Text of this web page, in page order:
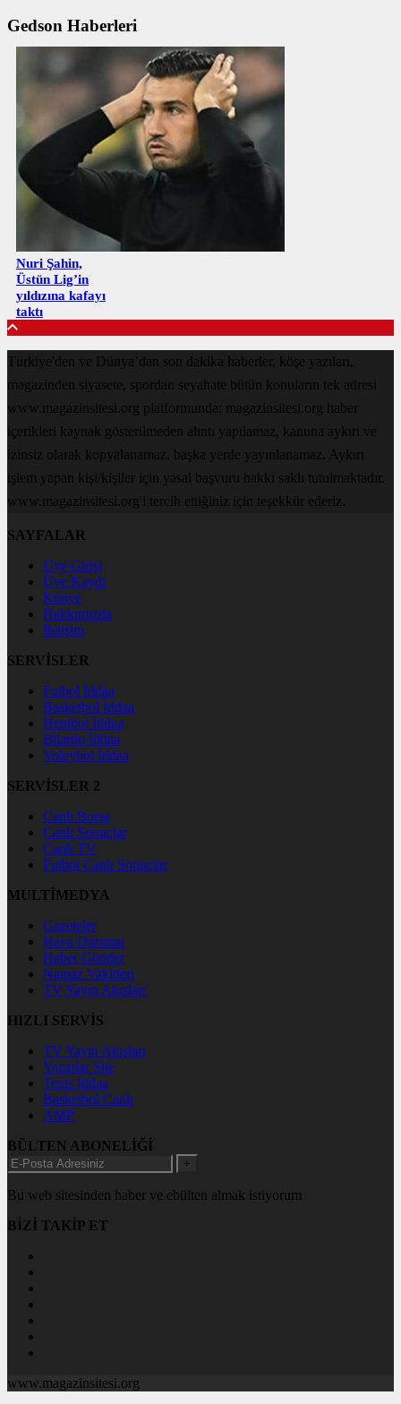
Gedson Haberleri
Nuri Şahin,
Üstün Lig’in
yıldızına kafayı
taktı
Türkiye'den ve Dünya’dan son dakika haberler, köşe yazıları,
magazinden siyasete, spordan seyahate bütün konuların tek adresi
www.magazinsitesi.org platformunda; magazinsitesi.org haber
içerikleri kaynak gösterilmeden alıntı yapılamaz, kanuna aykırı ve
izinsiz olarak kopyalanamaz, başka yerde yayınlanamaz. Aykırı
işlem yapan kişi/kişiler için yasal başvuru hakkı saklı tutulmaktadır.
www.magazinsitesi.org'i tercih ettiğiniz için teşekkür ederiz.
SAYFALAR
Üye Girişi
Üye Kaydı
Künye
Hakkımızda
İletişim
SERVİSLER
Futbol İddaa
Basketbol İddaa
Hentbol İddaa
Bilardo İddaa
Voleybol İddaa
SERVİSLER 2
Canlı Borsa
Canlı Sonuçlar
Canlı TV
Futbol Canlı Sonuçlar
MULTİMEDYA
Gazeteler
Hava Durumu
Haber Gönder
Namaz Vakitleri
TV Yayın Akışları
HIZLI SERVİS
TV Yayın Akışları
Yazarlar Site
Tenis İddaa
Basketbol Canlı
AMP
BÜLTEN ABONELİĞİ
+
Bu web sitesinden haber ve ebülten almak istiyorum
BİZİ TAKİP ET
www.magazinsitesi.org